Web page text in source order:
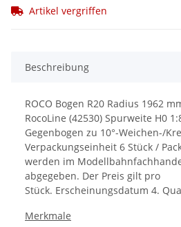
Artikel vergriffen
Beschreibung
ROCO Bogen R20 Radius 1962
RocoLine (42530) Spurweite H0
Gegen­­bogen zu 10°-Weichen-/
Verpackungseinheit 6 Stück /
werden im
abgegeben. Der Preis gilt pro
Stück. Erscheinungsdatum 4.
Merkmale